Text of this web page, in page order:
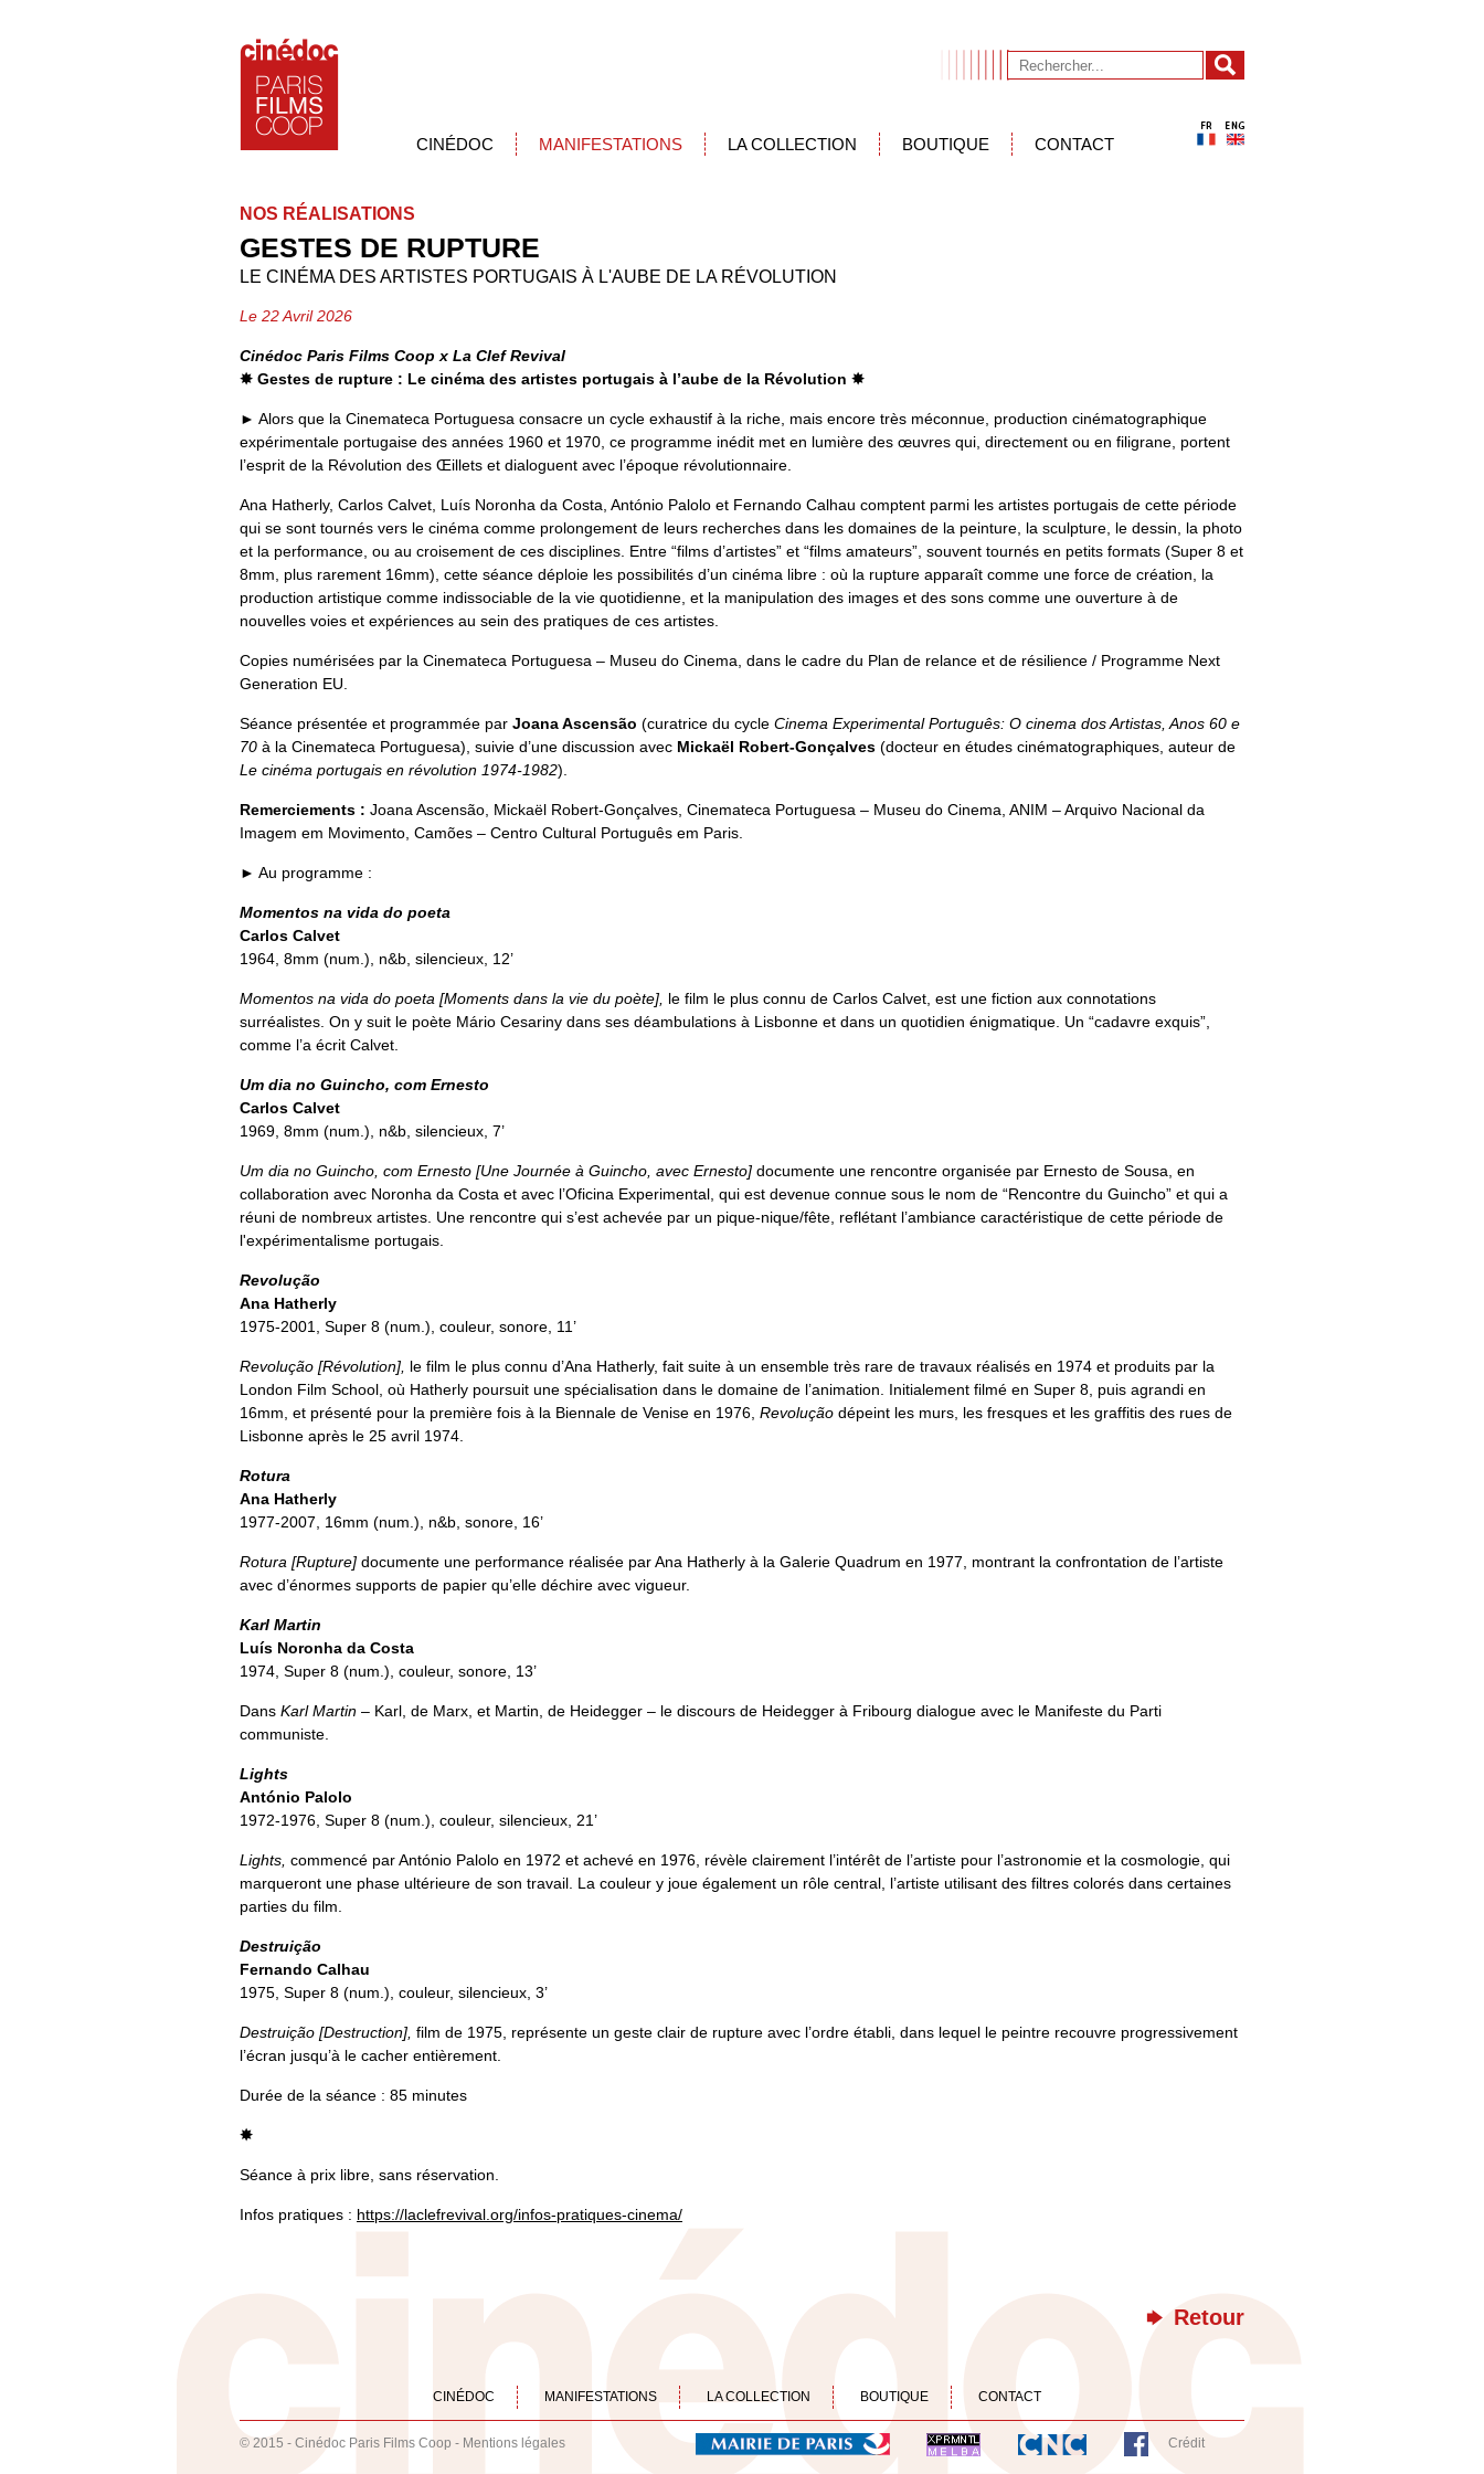
CINÉDOC MANIFESTATIONS LA COLLECTION BOUTIQUE CONTACT
NOS RÉALISATIONS
GESTES DE RUPTURE
LE CINÉMA DES ARTISTES PORTUGAIS À L'AUBE DE LA RÉVOLUTION
Le 22 Avril 2026
Cinédoc Paris Films Coop x La Clef Revival
✸ Gestes de rupture : Le cinéma des artistes portugais à l’aube de la Révolution ✸
► Alors que la Cinemateca Portuguesa consacre un cycle exhaustif à la riche, mais encore très méconnue, production cinématographique
expérimentale portugaise des années 1960 et 1970, ce programme inédit met en lumière des œuvres qui, directement ou en filigrane, portent
l’esprit de la Révolution des Œillets et dialoguent avec l’époque révolutionnaire.
Ana Hatherly, Carlos Calvet, Luís Noronha da Costa, António Palolo et Fernando Calhau comptent parmi les artistes portugais de cette période
qui se sont tournés vers le cinéma comme prolongement de leurs recherches dans les domaines de la peinture, la sculpture, le dessin, la photo
et la performance, ou au croisement de ces disciplines. Entre “films d’artistes” et “films amateurs”, souvent tournés en petits formats (Super 8 et
8mm, plus rarement 16mm), cette séance déploie les possibilités d’un cinéma libre : où la rupture apparaît comme une force de création, la
production artistique comme indissociable de la vie quotidienne, et la manipulation des images et des sons comme une ouverture à de
nouvelles voies et expériences au sein des pratiques de ces artistes.
Copies numérisées par la Cinemateca Portuguesa – Museu do Cinema, dans le cadre du Plan de relance et de résilience / Programme Next
Generation EU.
Séance présentée et programmée par Joana Ascensão (curatrice du cycle Cinema Experimental Português: O cinema dos Artistas, Anos 60 e
70 à la Cinemateca Portuguesa), suivie d’une discussion avec Mickaël Robert-Gonçalves (docteur en études cinématographiques, auteur de
Le cinéma portugais en révolution 1974-1982).
Remerciements : Joana Ascensão, Mickaël Robert-Gonçalves, Cinemateca Portuguesa – Museu do Cinema, ANIM – Arquivo Nacional da
Imagem em Movimento, Camões – Centro Cultural Português em Paris.
► Au programme :
Momentos na vida do poeta
Carlos Calvet
1964, 8mm (num.), n&b, silencieux, 12’
Momentos na vida do poeta [Moments dans la vie du poète], le film le plus connu de Carlos Calvet, est une fiction aux connotations
surréalistes. On y suit le poète Mário Cesariny dans ses déambulations à Lisbonne et dans un quotidien énigmatique. Un “cadavre exquis”,
comme l’a écrit Calvet.
Um dia no Guincho, com Ernesto
Carlos Calvet
1969, 8mm (num.), n&b, silencieux, 7’
Um dia no Guincho, com Ernesto [Une Journée à Guincho, avec Ernesto] documente une rencontre organisée par Ernesto de Sousa, en
collaboration avec Noronha da Costa et avec l’Oficina Experimental, qui est devenue connue sous le nom de “Rencontre du Guincho” et qui a
réuni de nombreux artistes. Une rencontre qui s’est achevée par un pique-nique/fête, reflétant l’ambiance caractéristique de cette période de
l'expérimentalisme portugais.
Revolução
Ana Hatherly
1975-2001, Super 8 (num.), couleur, sonore, 11’
Revolução [Révolution], le film le plus connu d’Ana Hatherly, fait suite à un ensemble très rare de travaux réalisés en 1974 et produits par la
London Film School, où Hatherly poursuit une spécialisation dans le domaine de l’animation. Initialement filmé en Super 8, puis agrandi en
16mm, et présenté pour la première fois à la Biennale de Venise en 1976, Revolução dépeint les murs, les fresques et les graffitis des rues de
Lisbonne après le 25 avril 1974.
Rotura
Ana Hatherly
1977-2007, 16mm (num.), n&b, sonore, 16’
Rotura [Rupture] documente une performance réalisée par Ana Hatherly à la Galerie Quadrum en 1977, montrant la confrontation de l’artiste
avec d’énormes supports de papier qu’elle déchire avec vigueur.
Karl Martin
Luís Noronha da Costa
1974, Super 8 (num.), couleur, sonore, 13’
Dans Karl Martin – Karl, de Marx, et Martin, de Heidegger – le discours de Heidegger à Fribourg dialogue avec le Manifeste du Parti
communiste.
Lights
António Palolo
1972-1976, Super 8 (num.), couleur, silencieux, 21’
Lights, commencé par António Palolo en 1972 et achevé en 1976, révèle clairement l’intérêt de l’artiste pour l’astronomie et la cosmologie, qui
marqueront une phase ultérieure de son travail. La couleur y joue également un rôle central, l’artiste utilisant des filtres colorés dans certaines
parties du film.
Destruição
Fernando Calhau
1975, Super 8 (num.), couleur, silencieux, 3’
Destruição [Destruction], film de 1975, représente un geste clair de rupture avec l’ordre établi, dans lequel le peintre recouvre progressivement
l’écran jusqu’à le cacher entièrement.
Durée de la séance : 85 minutes
✸
Séance à prix libre, sans réservation.
Infos pratiques : https://laclefrevival.org/infos-pratiques-cinema/
Retour
CINÉDOC MANIFESTATIONS LA COLLECTION BOUTIQUE CONTACT
© 2015 - Cinédoc Paris Films Coop - Mentions légales Crédit